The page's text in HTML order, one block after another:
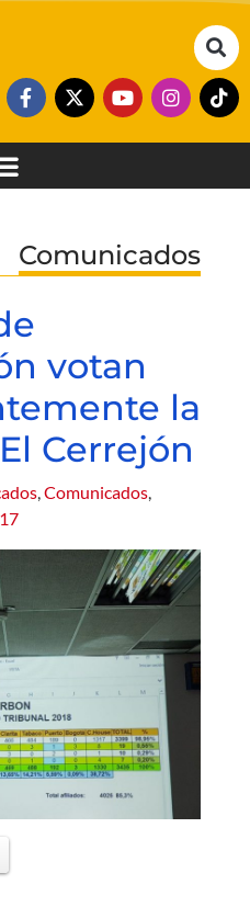
Comunicados
votan
la
Cerrejón
,Comunicados,